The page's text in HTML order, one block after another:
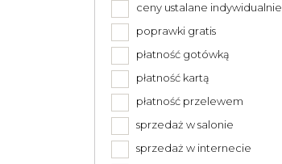
ceny ustalane indywidualnie
poprawki gratis
płatność gotówką
płatność kartą
płatność przelewem
sprzedaż w salonie
sprzedaż w internecie